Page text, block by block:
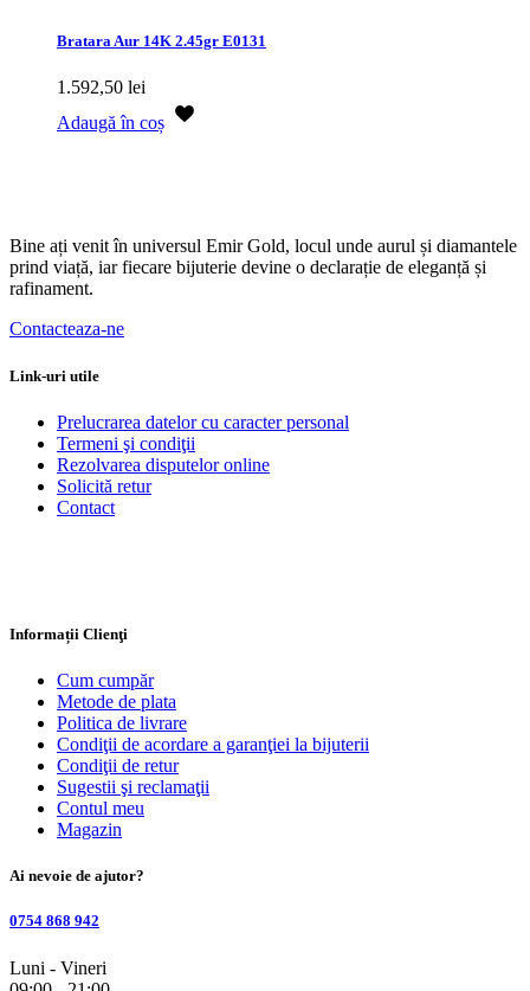
Bratara Aur 14K 2.45gr E0131
1.592,50 lei
Adaugă în coș
Bine ați venit în universul Emir Gold, locul unde aurul și diamantele
prind viață, iar fiecare bijuterie devine o declarație de eleganță și
rafinament.
Contacteaza-ne
Link-uri utile
Prelucrarea datelor cu caracter personal
Termeni şi condiţii
Rezolvarea disputelor online
Solicită retur
Contact
Informații Clienţi
Cum cumpăr
Metode de plata
Politica de livrare
Condiţii de acordare a garanţiei la bijuterii
Condiţii de retur
Sugestii şi reclamaţii
Contul meu
Magazin
Ai nevoie de ajutor?
0754 868 942
Luni - Vineri